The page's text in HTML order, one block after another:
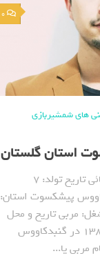
0
های شمشیربازی
استان گلستان
نام: حامد نام فامیل: ثنائی تاریخ تولد: ۷
– گنبدکاووس پیشکسوت استان:
مربی تاریخ و محل
شروع شمشیربازی: سال ۱۳۸۲ در گنبدکاووس
مربی یا...